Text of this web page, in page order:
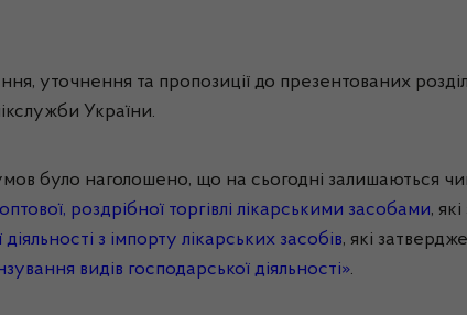
уточнення та пропозиції до презентованих
України.
було наголошено, що на сьогодні залишаються
роздрібної торгівлі лікарськими засобами,
з імпорту лікарських засобів, які
видів господарської діяльності».